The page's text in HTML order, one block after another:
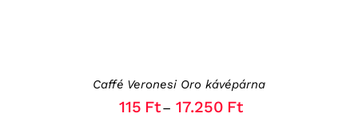
PRODUCT
PAGE
Caffé Veronesi Oro kávépárna
115 Ft– 17.250 Ft